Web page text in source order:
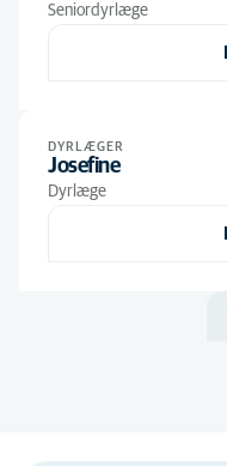
Seniordyrlæge
DYRLÆGER
Josefine
Dyrlæge